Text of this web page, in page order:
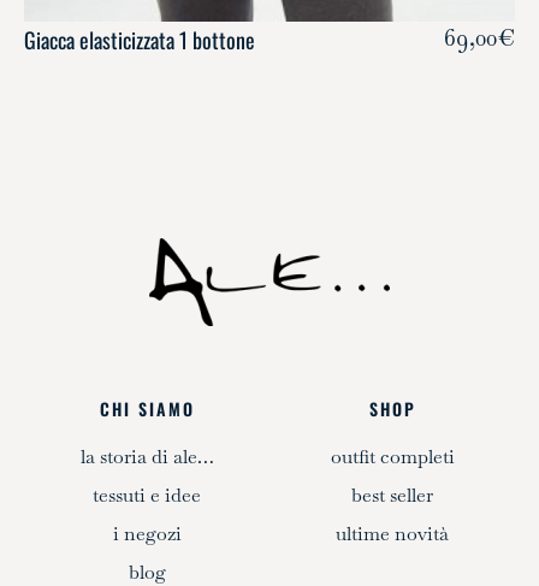
Giacca elasticizzata 1 bottone 69,00€
CHI SIAMO
la storia di ale…
tessuti e idee
i negozi
blog
SHOP
outfit completi
best seller
ultime novità